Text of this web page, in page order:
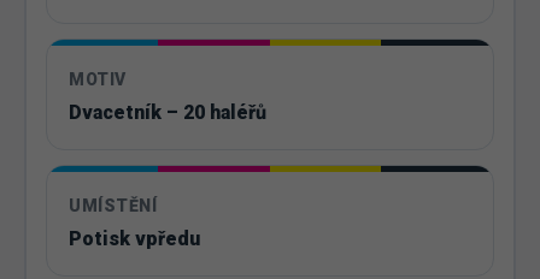
MOTIV
Dvacetník – 20 haléřů
UMÍSTĚNÍ
Potisk vpředu